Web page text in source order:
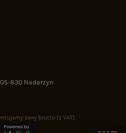
05-830 Nadarzyn
ceny brutto (z VAT).